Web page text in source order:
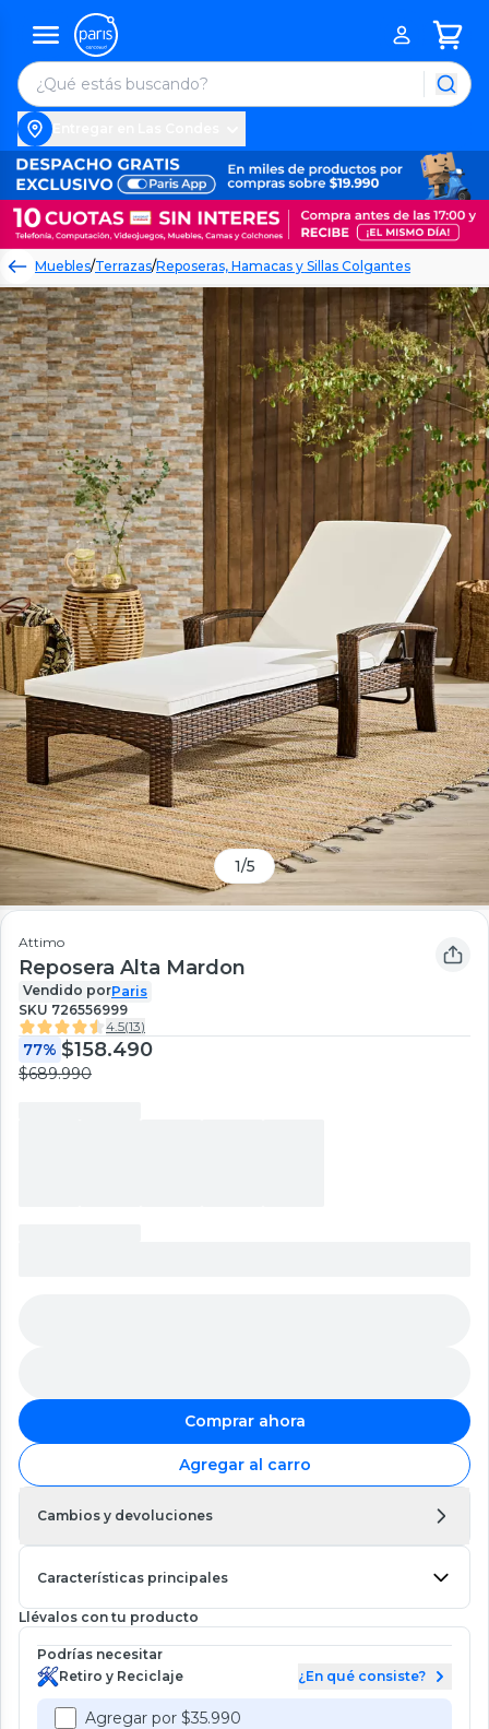
Muebles/Terrazas/Reposeras, Hamacas y Sillas Colgantes
1/5
Attimo
Reposera Alta Mardon
Vendido porParis
SKU 726556999
4.5(13)
77% $158.490
$689.990
Comprar ahora
Agregar al carro
Cambios y devoluciones
Características principales
Llévalos con tu producto
Podrías necesitar
Retiro y Reciclaje
¿En qué consiste?
Agregar por $35.990